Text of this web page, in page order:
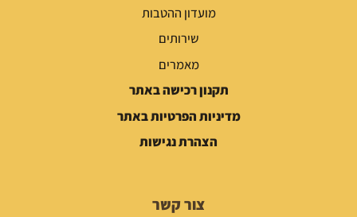
מועדון ההטבות
שירותים
מאמרים
תקנון רכישה באתר
מדיניות הפרטיות באתר
הצהרת נגישות
צור קשר